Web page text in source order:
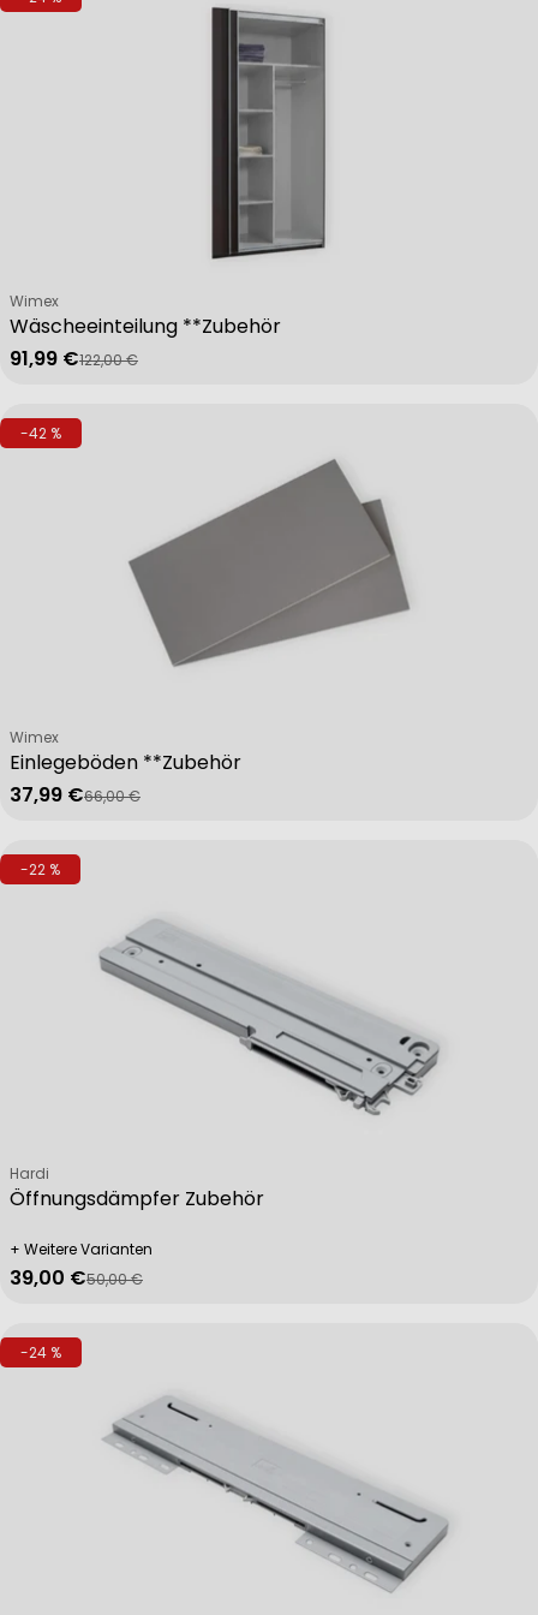
Wäscheeinteilung **Zubehör
Verkäufer:
Wimex
Verkaufspreis
91,99 €
Regulärer Preis
122,00 €
-42 %
Einlegeböden **Zubehör
Verkäufer:
Wimex
Verkaufspreis
37,99 €
Regulärer Preis
66,00 €
-22 %
Öffnungsdämpfer Zubehör
Verkäufer:
Hardi
+ Weitere Varianten
Verkaufspreis
39,00 €
Regulärer Preis
50,00 €
-24 %